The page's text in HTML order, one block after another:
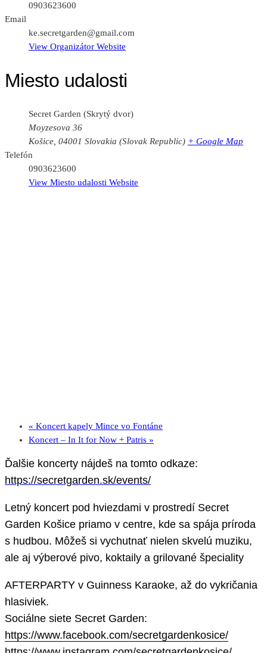
0903623600
Email
ke.secretgarden@gmail.com
View Organizátor Website
Miesto udalosti
Secret Garden (Skrytý dvor)
Moyzesova 36
Košice 04001 Slovakia (Slovak Republic) + Google Map
Telefón
0903623600
View Miesto udalosti Website
« Koncert kapely Mince vo Fontáne
Koncert – In It for Now + Patris »
Ďalšie koncerty nájdeš na tomto odkaze:
https://secretgarden.sk/events/
Letný koncert pod hviezdami v prostredí Secret
Garden Košice priamo v centre, kde sa spája príroda
s hudbou. Môžeš si vychutnať nielen skvelú muziku,
ale aj výberové pivo, koktaily a grilované špeciality
AFTERPARTY v Guinness Karaoke, až do vykričania
hlasiviek.
Sociálne siete Secret Garden:
https://www.facebook.com/secretgardenkosice/